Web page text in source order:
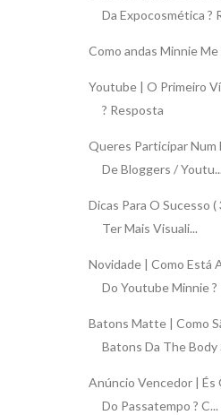
Da Expocosmética ?
Como andas Minnie Me
Youtube | O Primeiro
? Resposta
Queres Participar Num
De Bloggers / Youtu...
Dicas Para O Sucesso (
Ter Mais Visuali...
Novidade | Como Está
Do Youtube Minnie ?
Batons Matte | Como
Batons Da The Body
Anúncio Vencedor | És
Do Passatempo ? C...